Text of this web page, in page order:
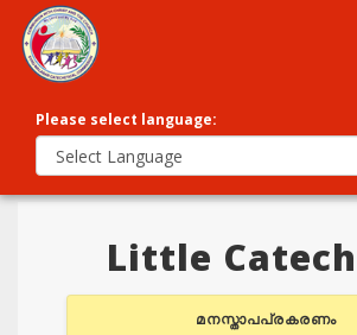
Please select language:
Little
മനസ്താപപ്രകരണം